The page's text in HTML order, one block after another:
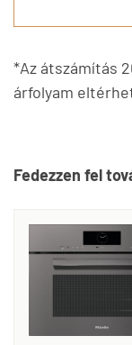
*Az átszámítás
árfolyam
Fedezzen fel